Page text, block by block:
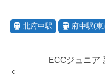
北府中駅 府中駅(東
ECCジュニア